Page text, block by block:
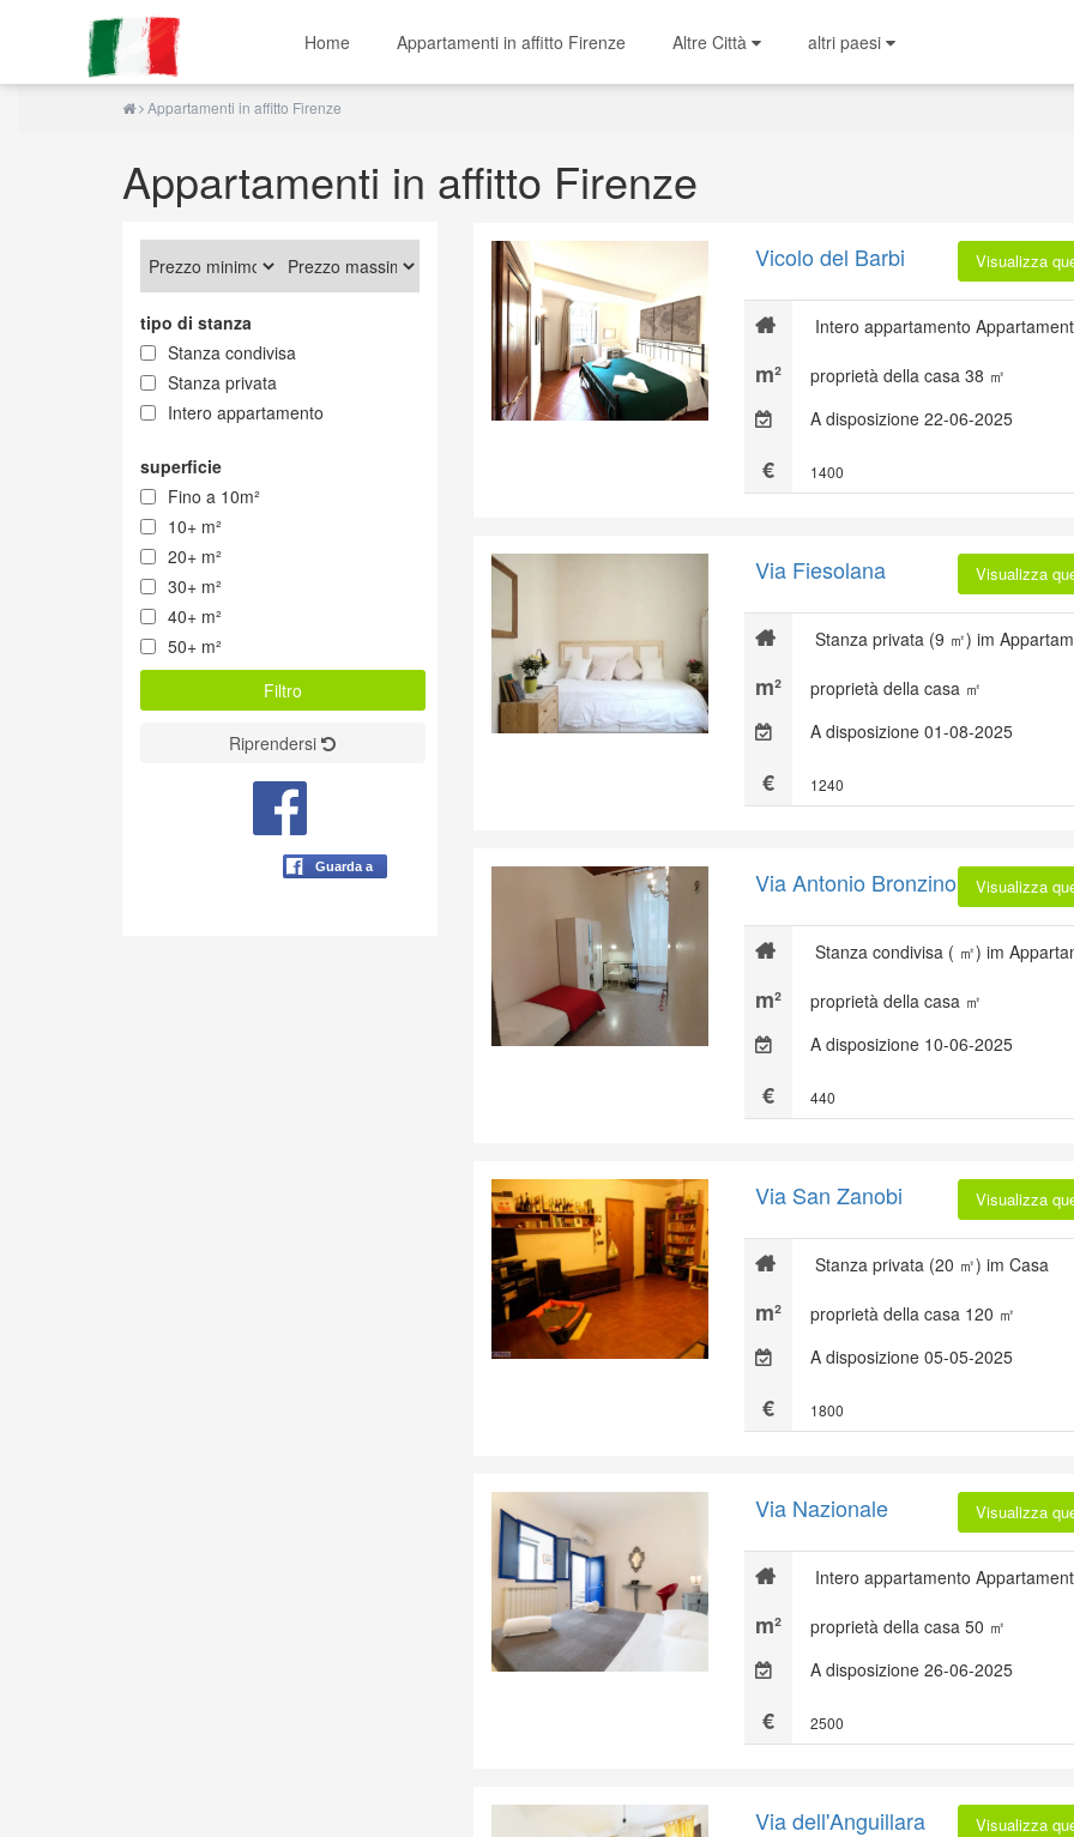
Home Appartamenti in affitto Firenze Altre Città altri paesi
Appartamenti in affitto Firenze
Appartamenti in affitto Firenze
tipo di stanza
Stanza condivisa
Stanza privata
Intero appartamento
superficie
Fino a 10m²
10+ m²
20+ m²
30+ m²
40+ m²
50+ m²
Riprendersi
Guarda a
Vicolo del Barbi Visualizza
Intero appartamento
proprietà della casa 38 ㎡
A disposizione 22-06-2025
1400
Via Fiesolana Visualizza
Stanza privata (9 ㎡) im
proprietà della casa ㎡
A disposizione 01-08-2025
1240
Via Antonio Bronzino Visualizza
Stanza condivisa ( ㎡) im
proprietà della casa ㎡
A disposizione 10-06-2025
440
Via San Zanobi Visualizza
Stanza privata (20 ㎡) im Casa
proprietà della casa 120 ㎡
A disposizione 05-05-2025
1800
Via Nazionale Visualizza
Intero appartamento
proprietà della casa 50 ㎡
A disposizione 26-06-2025
2500
Via dell'Anguillara Visualizza